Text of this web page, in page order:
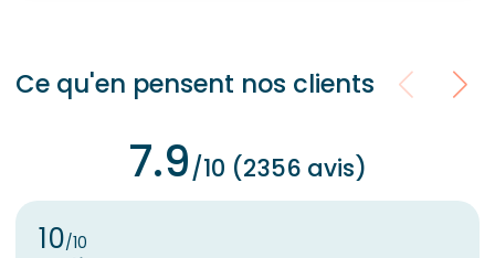
Ce qu'en pensent nos clients
7.9/10 (2356 avis)
10/10